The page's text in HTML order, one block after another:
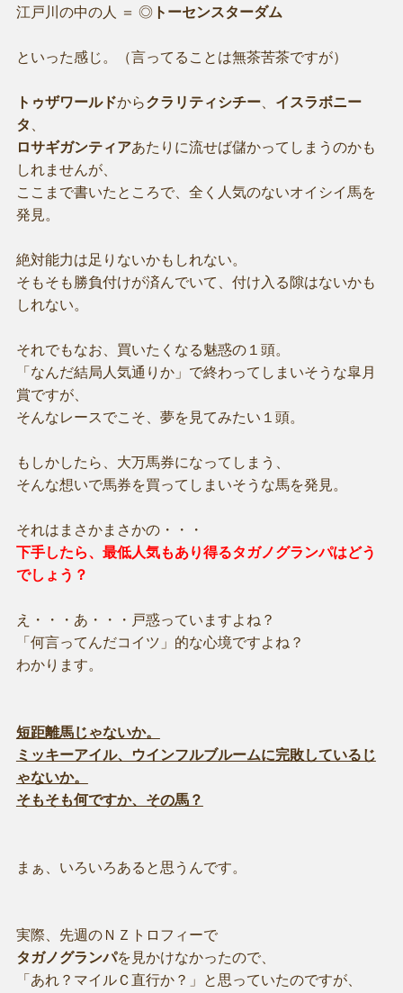
江戸川の中の人 ＝ ◎トーセンスターダム
といった感じ。（言ってることは無茶苦茶ですが）
トゥザワールドからクラリティシチー、 イスラボニー
タ
ロサギガンティアあたりに流せば儲かってしまうのかも
しれませんが、
ここまで書いたところで、全く人気のないオイシイ馬を
発見。
絶対能力は足りないかもしれない。
そもそも勝負付けが済んでいて、付け入る隙はないかも
しれない。
それでもなお、買いたくなる魅惑の１頭。
「なんだ結局人気通りか」で終わってしまいそうな皐月
賞ですが、
そんなレースでこそ、夢を見てみたい１頭。
もしかしたら、大万馬券になってしまう、
そんな想いで馬券を買ってしまいそうな馬を発見。
それはまさかまさかの・・・
下手したら、最低人気もあり得るタガノグランパはどう
でしょう？
え・・・あ・・・戸惑っていますよね？
「何言ってんだコイツ」的な心境ですよね？
わかります。
短距離馬じゃないか。
ミッキーアイル、ウインフルブルームに完敗しているじ
ゃないか。
そもそも何ですか、その馬？
まぁ、いろいろあると思うんです。
実際、先週のＮＺトロフィーで
タガノグランパを見かけなかったので、
「あれ？マイルＣ直行か？」と思っていたのですが、